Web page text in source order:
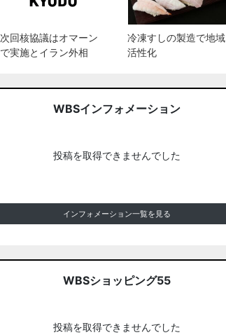
次回核協議はオマーン
で実施とイラン外相
冷凍すしの製造で地域
活性化
WBSインフォメーション
投稿を取得できませんでした
インフォメーション一覧を見る
WBSショッピング55
投稿を取得できませんでした